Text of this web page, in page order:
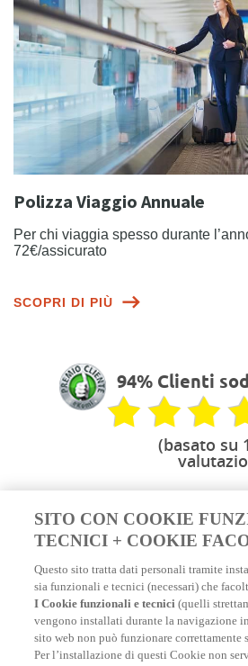
Polizza Viaggio Annuale
Per chi viaggia spesso durante
72€/assicurato
SCOPRI DI PIÙ
94% Clienti
(basato su
Scopri tutti i nostri consigli
pratiche che ti
serenamente con la tua
viaggio in tutto il mondo.
Per destinazione: Viaggio in
Russia|Repubblica Dominicana:
SITO CON COOKIE
TECNICI + COOKIE
Questo sito tratta dati personali tramite
sia funzionali e tecnici (necessari) che
I Cookie funzionali e tecnici (quelli
vengono installati durante la navigazione
sito web non può funzionare correttamente
Per l’installazione di questi Cookie non